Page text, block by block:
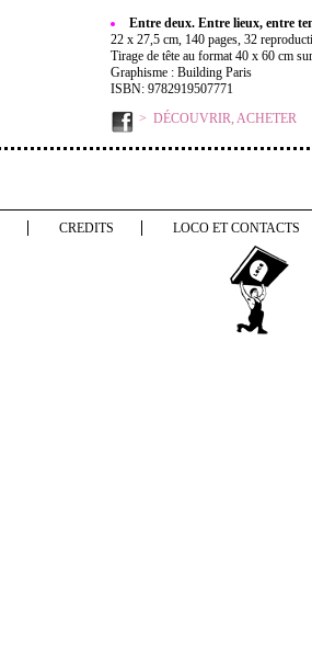
Entre deux. Entre lieux, entre
22 x 27,5 cm, 140 pages, 32
Tirage de tête au format 40 x 60 cm
Graphisme : Building Paris
ISBN: 9782919507771
DÉCOUVRIR, ACHETER
CREDITS LOCO ET CONTACTS